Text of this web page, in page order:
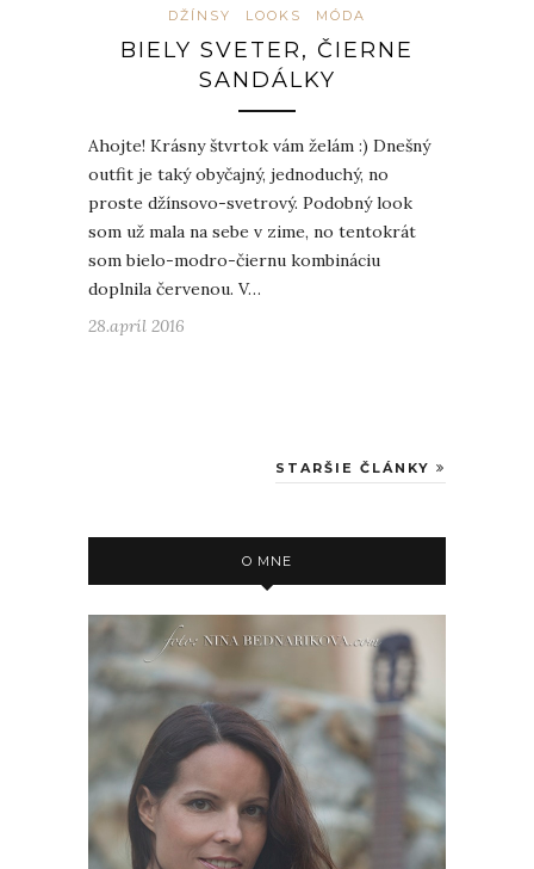
DŽÍNSY LOOKS MÓDA
BIELY SVETER, ČIERNE
SANDÁLKY
Ahojte! Krásny štvrtok vám želám :) Dnešný
outfit je taký obyčajný, jednoduchý, no
proste džínsovo-svetrový. Podobný look
som už mala na sebe v zime, no tentokrát
som bielo-modro-čiernu kombináciu
doplnila červenou. V…
28.apríl 2016
STARŠIE ČLÁNKY
O MNE